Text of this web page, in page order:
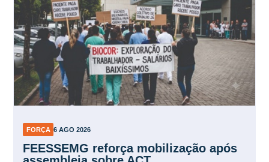
FORÇA 6 AGO 2026
FEESSEMG reforça mobilização após